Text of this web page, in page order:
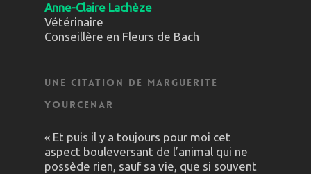
Anne-Claire Lachèze
Vétérinaire
Conseillère en Fleurs de Bach
Une citation de Marguerite
Yourcenar
« Et puis il y a toujours pour moi cet
aspect bouleversant de l’animal qui ne
possède rien, sauf sa vie, que si souvent